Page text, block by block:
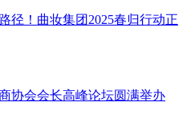
径！曲妆集团2025春归行动正